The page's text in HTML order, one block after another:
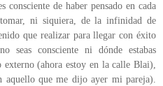
consciente de haber pensado en cada
ni siquiera, de la infinidad de
que realizar para llegar con éxito
seas consciente ni dónde estabas
externo (ahora estoy en la calle Blai),
aquello que me dijo ayer mi pareja).